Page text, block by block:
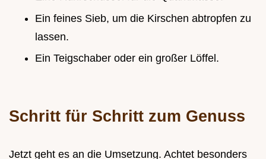
Ein feines Sieb, um die Kirschen abtropfen zu
lassen.
Ein Teigschaber oder ein großer Löffel.
Schritt für Schritt zum Genuss
Jetzt geht es an die Umsetzung. Achtet besonders